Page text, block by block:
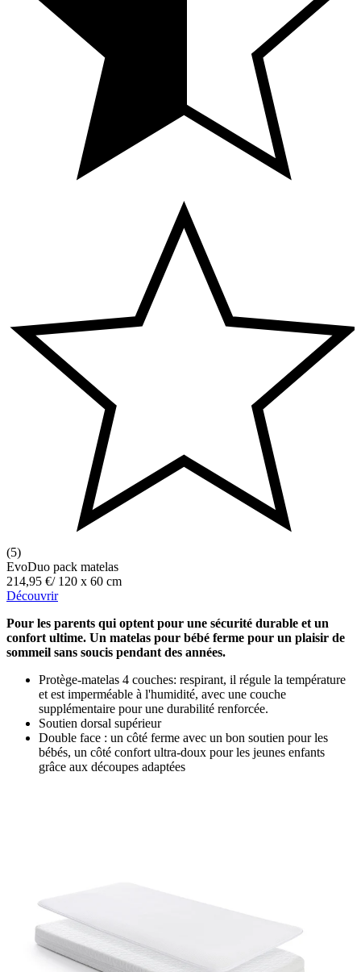
(5)
EvoDuo pack matelas
214,95 €/ 120 x 60 cm
Découvrir
Pour les parents qui optent pour une sécurité durable et un
confort ultime. Un matelas pour bébé ferme pour un plaisir de
sommeil sans soucis pendant des années.
Protège-matelas 4 couches: respirant, il régule la température
et est imperméable à l'humidité, avec une couche
supplémentaire pour une durabilité renforcée.
Soutien dorsal supérieur
Double face : un côté ferme avec un bon soutien pour les
bébés, un côté confort ultra-doux pour les jeunes enfants
grâce aux découpes adaptées